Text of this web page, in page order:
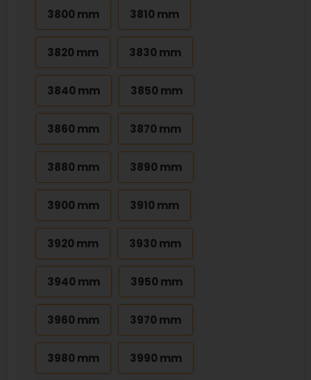
3800 mm 3810 mm
3820 mm 3830 mm
3840 mm 3850 mm
3860 mm 3870 mm
3880 mm 3890 mm
3900 mm 3910 mm
3920 mm 3930 mm
3940 mm 3950 mm
3960 mm 3970 mm
3980 mm 3990 mm